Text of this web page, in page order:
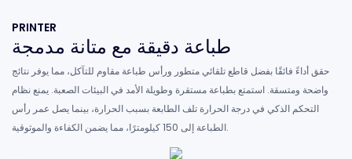
PRINTER
طباعة دقيقة مع متانة مدمجة
حقق أداءً فائقًا بفضل قاطع تلقائي متطور ورأس طباعة مقاوم للتآكل، مما يوفر نتائج
واضحة ومتسقة. استمتع بطباعة مستقرة وطويلة الأمد في البيئات الصعبة. يمنع نظام
التحكم الذكي في درجة الحرارة تلف الطابعة بسبب الحرارة، بينما يصل عمر رأس
الطباعة إلى 150 كيلومترًا، مما يضمن الكفاءة والموثوقية.